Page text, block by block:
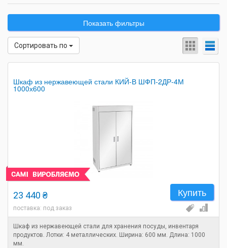
Показать фильтры
Сортировать по
Шкаф из нержавеющей стали КИЙ-В ШФП-2ДР-4М
1000х600
Купить
23 440 ₴
поставка: под заказ
Шкаф из нержавеющей стали для хранения посуды, инвентаря
продуктов. Лотки: 4 металлических. Ширина: 600 мм. Длина: 1000
мм.